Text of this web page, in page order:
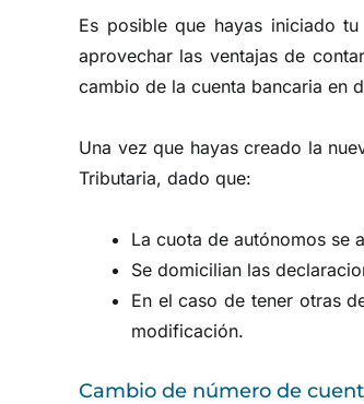
Es posible que hayas iniciado
aprovechar las ventajas de
cambio de la cuenta bancaria en
Una vez que hayas creado la
Tributaria, dado que:
La cuota de autónomos se
Se domicilian las
En el caso de tener otras
modificación.
Cambio de número de